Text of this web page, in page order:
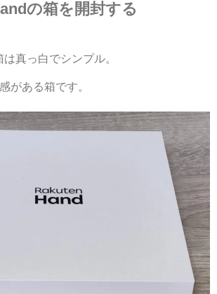
の箱を開封する
真っ白でシンプル。
がある箱です。